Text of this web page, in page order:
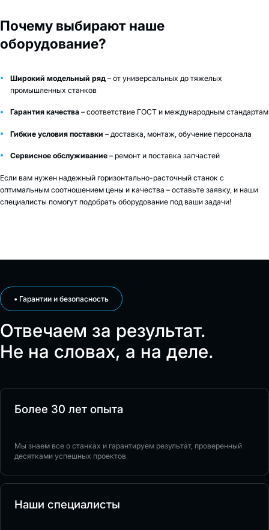
Почему выбирают наше
оборудование?
Широкий модельный ряд – от универсальных до тяжелых
промышленных станков
Гарантия качества – соответствие ГОСТ и международным стандартам
Гибкие условия поставки – доставка, монтаж, обучение персонала
Сервисное обслуживание – ремонт и поставка запчастей
Если вам нужен надежный горизонтально-расточный станок с
оптимальным соотношением цены и качества – оставьте заявку, и наши
специалисты помогут подобрать оборудование под ваши задачи!
• Гарантии и безопасность
Отвечаем за результат.
Не на словах, а на деле.
Более 30 лет опыта
Мы знаем все о станках и гарантируем результат, проверенный
десятками успешных проектов
Наши специалисты